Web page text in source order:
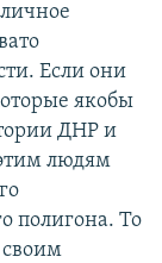
Если они
якобы
ДНР и
людям
полигона. То
своим